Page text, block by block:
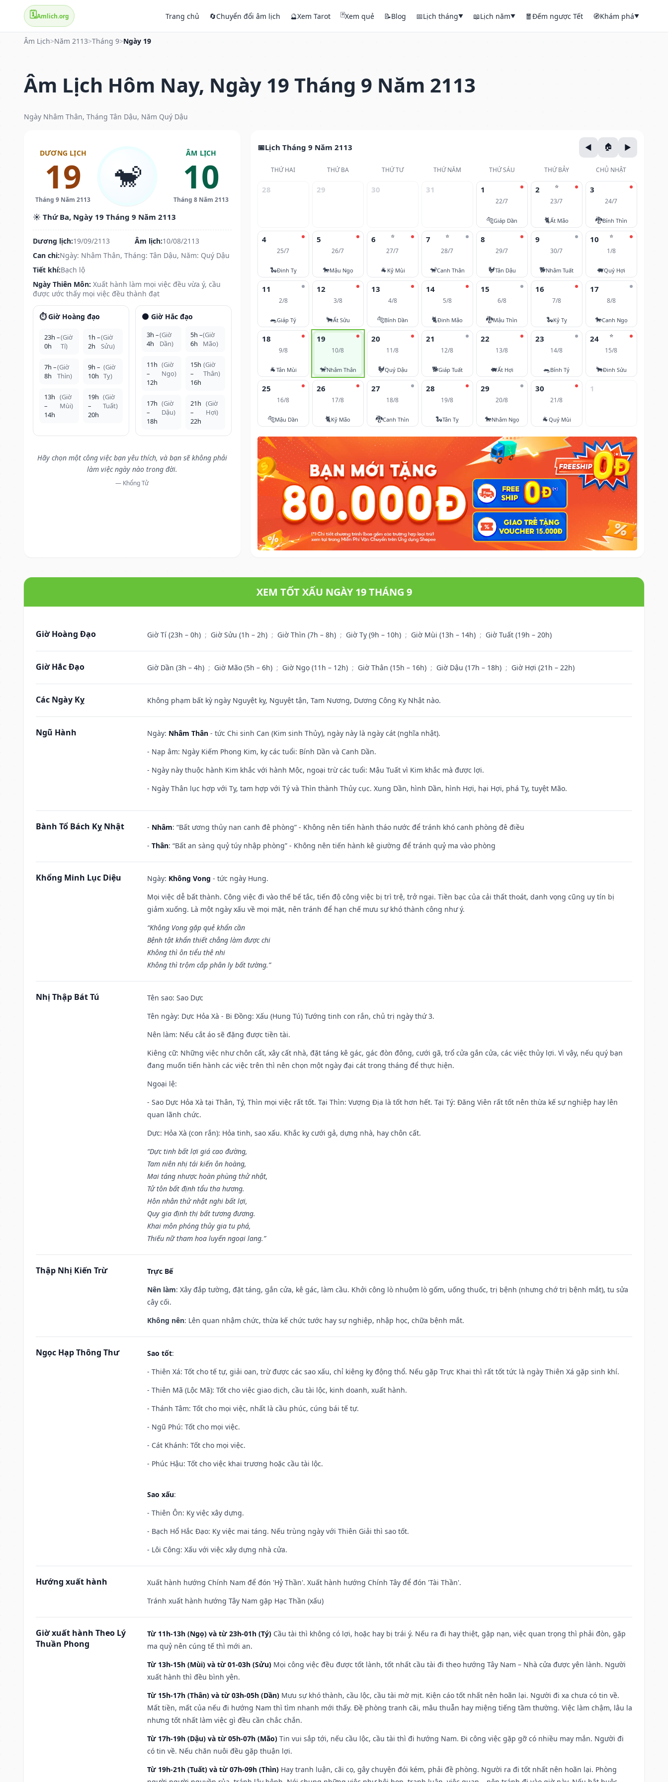
🗓️Amlich.org Trang chủ 🔄Chuyển đổi âm lịch 🔮Xem Tarot 🃏Xem quẻ 📝Blog 📅Lịch tháng▼ 📖Lịch năm▼ 🧧Đếm ngược Tết 🧭Khám phá▼
Âm Lịch>Năm 2113>Tháng 9>Ngày 19
Âm Lịch Hôm Nay, Ngày 19 Tháng 9 Năm 2113
Ngày Nhâm Thân, Tháng Tân Dậu, Năm Quý Dậu
DƯƠNG LỊCH
19
Tháng 9 Năm 2113
🐒
ÂM LỊCH
10
Tháng 8 Năm 2113
☀️ Thứ Ba, Ngày 19 Tháng 9 Năm 2113
Dương lịch:19/09/2113 Âm lịch:10/08/2113
Can chi:Ngày: Nhâm Thân, Tháng: Tân Dậu, Năm: Quý Dậu
Tiết khí:Bạch lộ
Ngày Thiên Môn: Xuất hành làm mọi việc đều vừa ý, cầu
được ước thấy mọi việc đều thành đạt
⏱️ Giờ Hoàng đạo
23h –
0h
(Giờ
Tí)
1h –
2h
(Giờ
Sửu)
7h –
8h
(Giờ
Thìn)
9h –
10h
(Giờ
Tỵ)
13h
–
14h
(Giờ
Mùi)
19h
–
20h
(Giờ
Tuất)
🌑 Giờ Hắc đạo
3h –
4h
(Giờ
Dần)
5h –
6h
(Giờ
Mão)
11h
–
12h
(Giờ
Ngọ)
15h
–
16h
(Giờ
Thân)
17h
–
18h
(Giờ
Dậu)
21h
–
22h
(Giờ
Hợi)
Hãy chọn một công việc bạn yêu thích, và bạn sẽ không phải
làm việc ngày nào trong đời.
— Khổng Tử
Lịch Tháng 9 Năm 2113
THỨ HAI THỨ BA THỨ TƯ THỨ NĂM THỨ SÁU THỨ BẢY CHỦ NHẬT
28 29 30 31 1
22/7
🐅Giáp Dần
⭐
2
23/7
🐈Ất Mão
3
24/7
🐉Bính Thìn
4
25/7
🐍Đinh Tỵ
5
26/7
🐎Mậu Ngọ
⭐
6
27/7
🐐 Kỷ Mùi
⭐
7
28/7
🐒Canh Thân
8
29/7
🐓Tân Dậu
9
30/7
🐕Nhâm Tuất
⭐
10
1/8
🐖Quý Hợi
11
2/8
🐀Giáp Tý
12
3/8
🐂Ất Sửu
13
4/8
🐅Bính Dần
14
5/8
🐈Đinh Mão
15
6/8
🐉Mậu Thìn
16
7/8
🐍Kỷ Tỵ
17
8/8
🐎Canh Ngọ
18
9/8
🐐Tân Mùi
19
10/8
🐒Nhâm Thân
20
11/8
🐓Quý Dậu
21
12/8
🐕Giáp Tuất
22
13/8
🐖Ất Hợi
23
14/8
🐀Bính Tý
⭐
24
15/8
🐂Đinh Sửu
25
16/8
🐅Mậu Dần
26
17/8
🐈Kỷ Mão
27
18/8
🐉Canh Thìn
28
19/8
🐍Tân Tỵ
29
20/8
🐎Nhâm Ngọ
30
21/8
🐐Quý Mùi
1
XEM TỐT XẤU NGÀY 19 THÁNG 9
Giờ Hoàng Đạo Giờ Tí (23h – 0h) ; Giờ Sửu (1h – 2h) ; Giờ Thìn (7h – 8h) ; Giờ Tỵ (9h – 10h) ; Giờ Mùi (13h – 14h) ; Giờ Tuất (19h – 20h)
Giờ Hắc Đạo Giờ Dần (3h – 4h) ; Giờ Mão (5h – 6h) ; Giờ Ngọ (11h – 12h) ; Giờ Thân (15h – 16h) ; Giờ Dậu (17h – 18h) ; Giờ Hợi (21h – 22h)
Các Ngày Kỵ Không phạm bất kỳ ngày Nguyệt kỵ, Nguyệt tận, Tam Nương, Dương Công Kỵ Nhật nào.
Ngũ Hành Ngày: Nhâm Thân - tức Chi sinh Can (Kim sinh Thủy), ngày này là ngày cát (nghĩa nhật).
- Nạp âm: Ngày Kiếm Phong Kim, kỵ các tuổi: Bính Dần và Canh Dần.
- Ngày này thuộc hành Kim khắc với hành Mộc, ngoại trừ các tuổi: Mậu Tuất vì Kim khắc mà được lợi.
- Ngày Thân lục hợp với Tỵ, tam hợp với Tý và Thìn thành Thủy cục. Xung Dần, hình Dần, hình Hợi, hại Hợi, phá Tỵ, tuyệt Mão.
Bành Tổ Bách Kỵ Nhật - Nhâm: “Bất ương thủy nan canh đê phòng” - Không nên tiến hành tháo nước để tránh khó canh phòng đê điều
- Thân: “Bất an sàng quỷ túy nhập phòng” - Không nên tiến hành kê giường để tránh quỷ ma vào phòng
Khổng Minh Lục Diệu Ngày: Không Vong - tức ngày Hung.
Mọi việc dễ bất thành. Công việc đi vào thế bế tắc, tiến độ công việc bị trì trệ, trở ngại. Tiền bạc của cải thất thoát, danh vọng cũng uy tín bị
giảm xuống. Là một ngày xấu về mọi mặt, nên tránh để hạn chế mưu sự khó thành công như ý.
“Không Vong gặp quẻ khẩn cần
Bệnh tật khẩn thiết chẳng làm được chi
Không thì ôn tiểu thê nhi
Không thì trộm cắp phân ly bất tường.”
Nhị Thập Bát Tú Tên sao: Sao Dực
Tên ngày: Dực Hỏa Xà - Bi Đồng: Xấu (Hung Tú) Tướng tinh con rắn, chủ trị ngày thứ 3.
Nên làm: Nếu cắt áo sẽ đặng được tiền tài.
Kiêng cữ: Những việc như chôn cất, xây cất nhà, đặt táng kê gác, gác đòn đông, cưới gã, trổ cửa gắn cửa, các việc thủy lợi. Vì vậy, nếu quý bạn
đang muốn tiến hành các việc trên thì nên chọn một ngày đại cát trong tháng để thực hiện.
Ngoại lệ:
- Sao Dực Hỏa Xà tại Thân, Tý, Thìn mọi việc rất tốt. Tại Thìn: Vượng Địa là tốt hơn hết. Tại Tý: Đăng Viên rất tốt nên thừa kế sự nghiệp hay lên
quan lãnh chức.
Dực: Hỏa Xà (con rắn): Hỏa tinh, sao xấu. Khắc kỵ cưới gả, dựng nhà, hay chôn cất.
“Dực tinh bất lợi giá cao đường,
Tam niên nhị tái kiến ôn hoàng,
Mai táng nhược hoàn phùng thử nhật,
Tử tôn bất định tẩu tha hương.
Hôn nhân thử nhật nghi bất lợi,
Quy gia định thị bất tương đương.
Khai môn phóng thủy gia tu phá,
Thiếu nữ tham hoa luyến ngoại lang.”
Thập Nhị Kiến Trừ
Trực Bế
Nên làm: Xây đắp tường, đặt táng, gắn cửa, kê gác, làm cầu. Khởi công lò nhuộm lò gốm, uống thuốc, trị bệnh (nhưng chớ trị bệnh mắt), tu sửa
cây cối.
Không nên: Lên quan nhậm chức, thừa kế chức tước hay sự nghiệp, nhập học, chữa bệnh mắt.
Ngọc Hạp Thông Thư Sao tốt:
- Thiên Xá: Tốt cho tế tự, giải oan, trừ được các sao xấu, chỉ kiêng kỵ động thổ. Nếu gặp Trực Khai thì rất tốt tức là ngày Thiên Xá gặp sinh khí.
- Thiên Mã (Lộc Mã): Tốt cho việc giao dịch, cầu tài lộc, kinh doanh, xuất hành.
- Thánh Tâm: Tốt cho mọi việc, nhất là cầu phúc, cúng bái tế tự.
- Ngũ Phú: Tốt cho mọi việc.
- Cát Khánh: Tốt cho mọi việc.
- Phúc Hậu: Tốt cho việc khai trương hoặc cầu tài lộc.
Sao xấu:
- Thiên Ôn: Kỵ việc xây dựng.
- Bạch Hổ Hắc Đạo: Kỵ việc mai táng. Nếu trùng ngày với Thiên Giải thì sao tốt.
- Lôi Công: Xấu với việc xây dựng nhà cửa.
Hướng xuất hành
Xuất hành hướng Chính Nam để đón 'Hỷ Thần'. Xuất hành hướng Chính Tây để đón 'Tài Thần'.
Tránh xuất hành hướng Tây Nam gặp Hạc Thần (xấu)
Giờ xuất hành Theo Lý
Thuần Phong
Từ 11h-13h (Ngọ) và từ 23h-01h (Tý) Cầu tài thì không có lợi, hoặc hay bị trái ý. Nếu ra đi hay thiệt, gặp nạn, việc quan trọng thì phải đòn, gặp
ma quỷ nên cúng tế thì mới an.
Từ 13h-15h (Mùi) và từ 01-03h (Sửu) Mọi công việc đều được tốt lành, tốt nhất cầu tài đi theo hướng Tây Nam – Nhà cửa được yên lành. Người
xuất hành thì đều bình yên.
Từ 15h-17h (Thân) và từ 03h-05h (Dần) Mưu sự khó thành, cầu lộc, cầu tài mờ mịt. Kiện cáo tốt nhất nên hoãn lại. Người đi xa chưa có tin về.
Mất tiền, mất của nếu đi hướng Nam thì tìm nhanh mới thấy. Đề phòng tranh cãi, mâu thuẫn hay miệng tiếng tầm thường. Việc làm chậm, lâu la
nhưng tốt nhất làm việc gì đều cần chắc chắn.
Từ 17h-19h (Dậu) và từ 05h-07h (Mão) Tin vui sắp tới, nếu cầu lộc, cầu tài thì đi hướng Nam. Đi công việc gặp gỡ có nhiều may mắn. Người đi
có tin về. Nếu chăn nuôi đều gặp thuận lợi.
Từ 19h-21h (Tuất) và từ 07h-09h (Thìn) Hay tranh luận, cãi cọ, gây chuyện đói kém, phải đề phòng. Người ra đi tốt nhất nên hoãn lại. Phòng